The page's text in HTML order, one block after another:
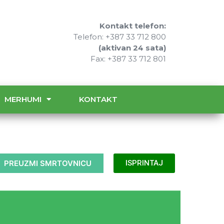
Kontakt telefon:
Telefon: +387 33 712 800
(aktivan 24 sata)
Fax: +387 33 712 801
MERHUMI KONTAKT
PREUZMI SMRTOVNICU ISPRINTAJ